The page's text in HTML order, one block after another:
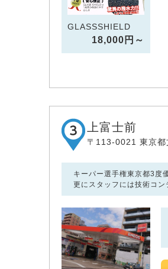
GLASSSHIELD
18,000円～
上富士前
〒113-0021 東京
キーパー選手権東京都3度
更にスタッフには技術コ